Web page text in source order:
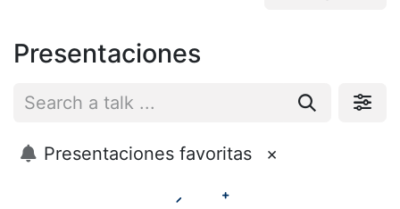
Presentaciones
Presentaciones favoritas ×